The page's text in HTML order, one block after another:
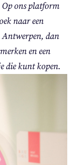
ons plat­form
naar een
Ant­wer­pen, dan
en een
die kunt kopen.